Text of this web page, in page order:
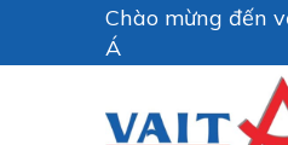
Chào mừng đến
Á